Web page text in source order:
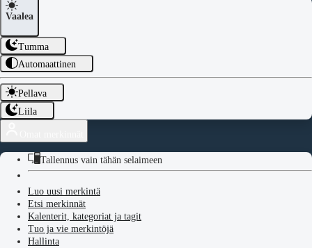
Vaalea
Tumma
Automaattinen
Pellava
Liila
Tallennus vain tähän selaimeen
Luo uusi merkintä
Etsi merkinnät
Kalenterit, kategoriat ja tagit
Tuo ja vie merkintöjä
Hallinta